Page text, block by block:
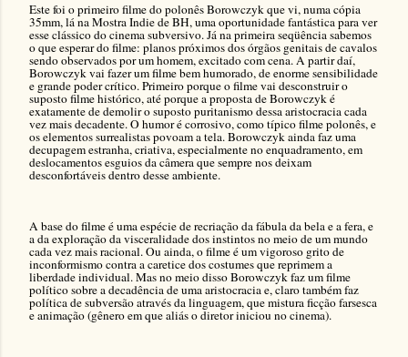
Este foi o primeiro filme do polonês Borowczyk que vi, numa cópia
35mm, lá na Mostra Indie de BH, uma oportunidade fantástica para ver
esse clássico do cinema subversivo. Já na primeira seqüência sabemos
o que esperar do filme: planos próximos dos órgãos genitais de cavalos
sendo observados por um homem, excitado com cena. A partir daí,
Borowczyk vai fazer um filme bem humorado, de enorme sensibilidade
e grande poder crítico. Primeiro porque o filme vai desconstruir o
suposto filme histórico, até porque a proposta de Borowczyk é
exatamente de demolir o suposto puritanismo dessa aristocracia cada
vez mais decadente. O humor é corrosivo, como típico filme polonês, e
os elementos surrealistas povoam a tela. Borowczyk ainda faz uma
decupagem estranha, criativa, especialmente no enquadramento, em
deslocamentos esguios da câmera que sempre nos deixam
desconfortáveis dentro desse ambiente.
A base do filme é uma espécie de recriação da fábula da bela e a fera, e
a da exploração da visceralidade dos instintos no meio de um mundo
cada vez mais racional. Ou ainda, o filme é um vigoroso grito de
inconformismo contra a caretice dos costumes que reprimem a
liberdade individual. Mas no meio disso Borowczyk faz um filme
político sobre a decadência de uma aristocracia e, claro também faz
política de subversão através da linguagem, que mistura ficção farsesca
e animação (gênero em que aliás o diretor iniciou no cinema).